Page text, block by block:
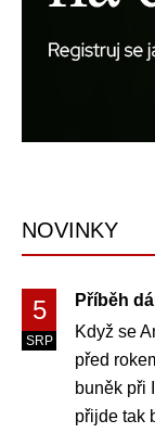
NOVINKY
5
SRP
Příběh
Když se
před
buněk při
přijde tak